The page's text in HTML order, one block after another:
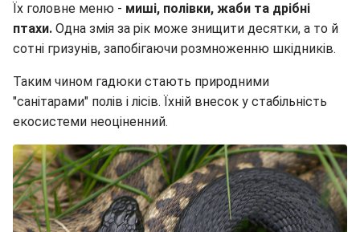
Їх головне меню - миші, полівки, жаби та дрібні
птахи. Одна змія за рік може знищити десятки, а то й
сотні гризунів, запобігаючи розмноженню шкідників.
Таким чином гадюки стають природними
"санітарами" полів і лісів. Їхній внесок у стабільність
екосистеми неоціненний.